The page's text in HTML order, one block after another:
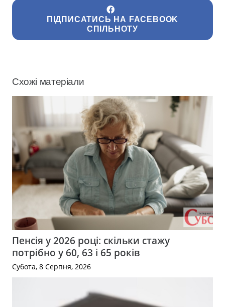
ПІДПИСАТИСЬ НА FACEBOOK
СПІЛЬНОТУ
Схожі матеріали
Пенсія у 2026 році: скільки стажу
потрібно у 60, 63 і 65 років
Субота, 8 Серпня, 2026